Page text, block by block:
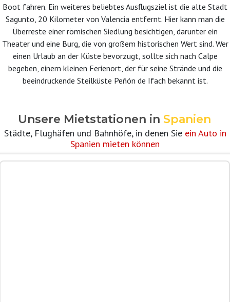
Boot fahren. Ein weiteres beliebtes Ausflugsziel ist die alte Stadt
Sagunto, 20 Kilometer von Valencia entfernt. Hier kann man die
Überreste einer römischen Siedlung besichtigen, darunter ein
Theater und eine Burg, die von großem historischen Wert sind. Wer
einen Urlaub an der Küste bevorzugt, sollte sich nach Calpe
begeben, einem kleinen Ferienort, der für seine Strände und die
beeindruckende Steilküste Peñón de Ifach bekannt ist.
Unsere Mietstationen in Spanien
Städte, Flughäfen und Bahnhöfe, in denen Sie ein Auto in
Spanien mieten können